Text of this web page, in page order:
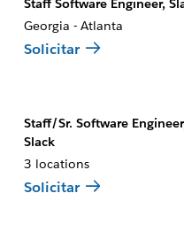
Staff Software Engineer,
Georgia - Atlanta
Solicitar
Staff/Sr. Software
Slack
3 locations
Solicitar